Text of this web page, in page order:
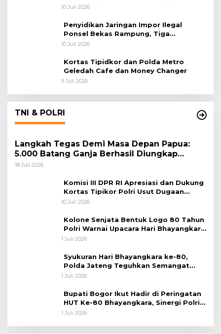
Korupsi Batu Bara
10 Juli 2026
Penyidikan Jaringan Impor Ilegal
Ponsel Bekas Rampung, Tiga
Tersangka Sudah P-21 dan Satu Buron
10 Juli 2026
Kortas Tipidkor dan Polda Metro
Geledah Cafe dan Money Changer
9 Juli 2026
TNI & POLRI
Langkah Tegas Demi Masa Depan Papua:
5.000 Batang Ganja Berhasil Diungkap
Koops TNI Habema
18 Juli 2026
Komisi III DPR RI Apresiasi dan Dukung
Kortas Tipikor Polri Usut Dugaan
Korupsi Batu Bara
10 Juli 2026
Kolone Senjata Bentuk Logo 80 Tahun
Polri Warnai Upacara Hari Bhayangkara
ke-80
1 Juli 2026
Syukuran Hari Bhayangkara ke-80,
Polda Jateng Teguhkan Semangat
Pengabdian dan Pererat Kebersamaan
1 Juli 2026
Bupati Bogor Ikut Hadir di Peringatan
HUT Ke-80 Bhayangkara, Sinergi Polri
dan Pemkab Bogor Jadi Kunci Menjaga
1 Juli 2026